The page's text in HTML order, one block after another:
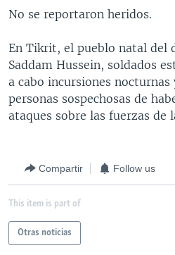
CIENCIA Y SALUD
VISIÓN 360
LAS CLAVES
PANORAMA
AUDIONOTICIAS
BUENOS DÍAS AMÉRICA
ESTADOS UNIDOS AL DÍA
NOTA ECONÓMICA
ENTRETENIMIENTO
DOCUMENTALES DE LA VOA
No se reportaron heridos.
En Tikrit, el pueblo natal del
Saddam Hussein, soldados
a cabo incursiones nocturnas
personas sospechosas de
ataques sobre las fuerzas de
Compartir Follow us
This item is part of
Otras noticias